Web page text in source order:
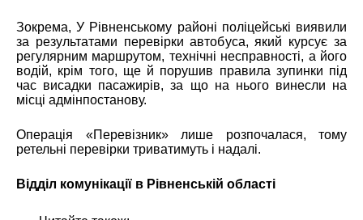
Зокрема,У Рівненському районі поліцейські виявили
за результатами перевірки автобуса, який курсує за
регулярним маршрутом, технічні несправності, а його
водій, крім того, ще й порушив правила зупинки під
час висадки пасажирів, за що на нього винесли на
місці адмінпостанову.
Операція «Перевізник» лише розпочалася, тому
ретельні перевірки триватимуть і надалі.
Відділ комунікації в Рівненській області